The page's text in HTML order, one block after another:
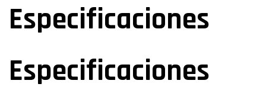
Especificaciones
Especificaciones